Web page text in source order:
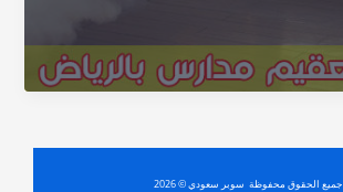
جميع الحقوق محفوظة سوبر سعودي © 2026